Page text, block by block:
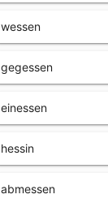
wessen
gegessen
einessen
hessin
abmessen